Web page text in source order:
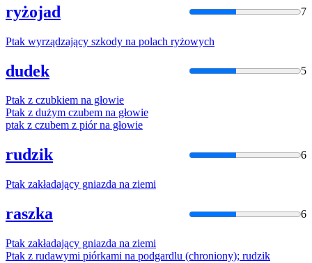
ryżojad 7
Ptak wyrządzający szkody na polach ryżowych
dudek 5
Ptak z czubkiem na głowie
Ptak z dużym czubem na głowie
ptak z czubem z piórna głowie
rudzik 6
Ptak zakładający gniazda na ziemi
raszka 6
Ptak zakładający gniazda na ziemi
Ptak z rudawymi piórkami na podgardlu (chroniony); rudzik